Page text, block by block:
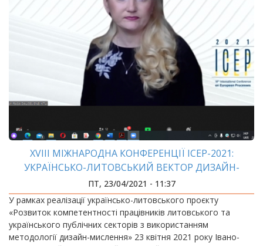
XVIII МІЖНАРОДНА КОНФЕРЕНЦІЇ ICEP-2021:
УКРАЇНСЬКО-ЛИТОВСЬКИЙ ВЕКТОР ДИЗАЙН-
МИСЛЕННЯ
ПТ, 23/04/2021 - 11:37
У рамках реалізації українсько-литовського проєкту
«Розвиток компетентності працівників литовського та
українського публічних секторів з використанням
методології дизайн-мислення» 23 квітня 2021 року Івано-